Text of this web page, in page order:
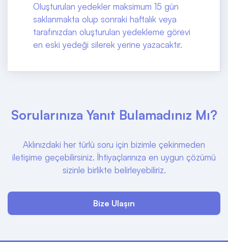
Oluşturulan yedekler maksimum 15 gün
saklanmakta olup sonraki haftalık veya
tarafınızdan oluşturulan yedekleme görevi
en eski yedeği silerek yerine yazacaktır.
Sorularınıza Yanıt Bulamadınız Mı?
Aklınızdaki her türlü soru için bizimle çekinmeden
iletişime geçebilirsiniz. İhtiyaçlarınıza en uygun çözümü
sizinle birlikte belirleyebiliriz.
Bize Ulaşın